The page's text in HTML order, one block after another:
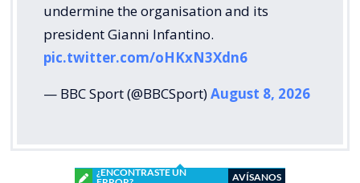
undermine the organisation and its
president Gianni Infantino.
pic.twitter.com/oHKxN3Xdn6
— BBC Sport (@BBCSport)August 8, 2026
¿ENCONTRASTE UN
AVÍSANOS